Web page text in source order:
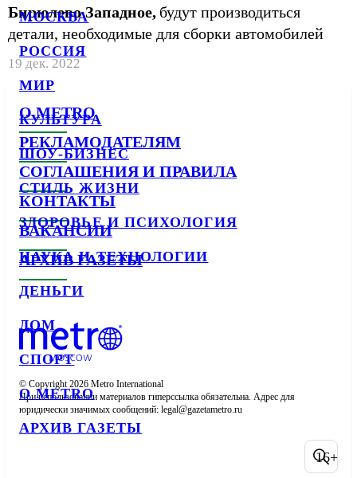
МОСКВА
РОССИЯ
МИР
КУЛЬТУРА
ШОУ-БИЗНЕС
СТИЛЬ ЖИЗНИ
ЗДОРОВЬЕ И ПСИХОЛОГИЯ
НАУКА И ТЕХНОЛОГИИ
ДЕНЬГИ
ДОМ
СПОРТ
О METRO
АРХИВ ГАЗЕТЫ
Бирюлево Западное, будут производиться
детали, необходимые для сборки автомобилей
19 дек. 2022
О METRO
РЕКЛАМОДАТЕЛЯМ
СОГЛАШЕНИЯ И ПРАВИЛА
КОНТАКТЫ
ВАКАНСИИ
АРХИВ ГАЗЕТЫ
© Copyright 2026 Metro International
При использовании материалов гиперссылка обязательна. Адрес для
юридически значимых сообщений:
16+